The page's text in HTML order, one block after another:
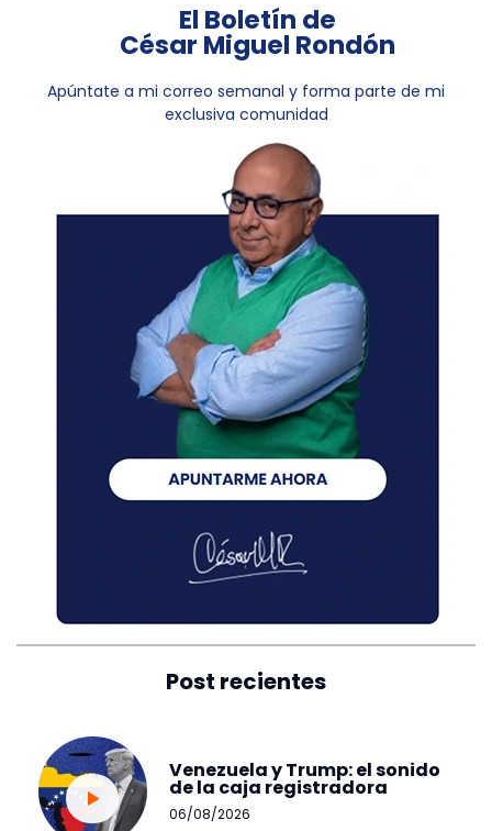
El Boletín de
César Miguel Rondón
Apúntate a mi correo semanal y forma parte de mi
exclusiva comunidad
Post recientes
Venezuela y Trump: el sonido
de la caja registradora
06/08/2026